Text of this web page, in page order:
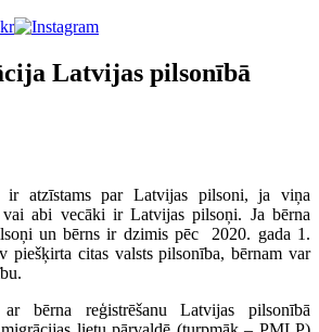
Latvijas pilsonībā
ir atzīstams par Latvijas pilsoni, ja viņa
abi vecāki ir Latvijas pilsoņi. Ja bērna
un bērns ir dzimis pēc 2020. gada 1.
piešķirta citas valsts pilsonība, bērnam var
ar bērna reģistrēšanu Latvijas pilsonībā